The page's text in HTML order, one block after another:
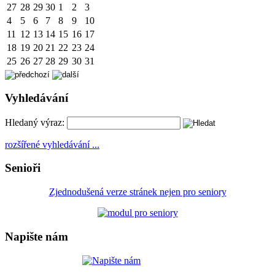
27 28 29 30 1 2
3
4
5 6 7 8 9
10
11
12 13 14 15 16 17
18 19 20 21 22 23 24
25 26 27 28 29 30 31
Vyhledávání
Hledaný výraz:
rozšířené vyhledávání ...
Senioři
Zjednodušená verze stránek nejen pro seniory
Napište nám